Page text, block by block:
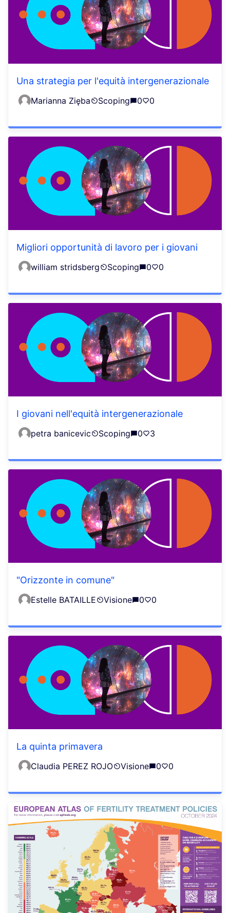
Una strategia per l'equità intergenerazionale
Marianna Zięba Scoping 0 0
Migliori opportunità di lavoro per i giovani
william stridsberg Scoping 0 0
I giovani nell'equità intergenerazionale
petra banicevic Scoping 0 3
"Orizzonte in comune"
Estelle BATAILLE Visione 0 0
La quinta primavera
Claudia PEREZ ROJO Visione 0 0